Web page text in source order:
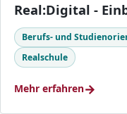
Real:Digital -
Berufs- und
Realschule
Mehr erfahren→